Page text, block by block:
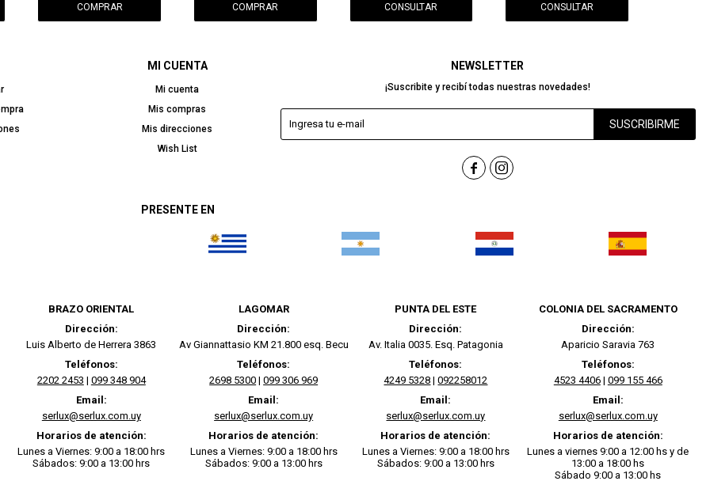
CONSULTAR CONSULTAR
PRESENTE EN
MI CUENTA
Mi cuenta
Mis compras
Mis direcciones
Wish List
NEWSLETTER
¡Suscribite y recibí todas nuestras novedades!
SUSCRIBIRME
 
BRAZO ORIENTAL
Dirección:
Luis Alberto de Herrera 3863
Teléfonos:
2202 2453 | 099 348 904
Email:
serlux@serlux.com.uy
Horarios de atención:
Lunes a Viernes: 9:00 a 18:00 hrs
Sábados: 9:00 a 13:00 hrs
LAGOMAR
Dirección:
Av Giannattasio KM 21.800 esq. Becu
Teléfonos:
2698 5300 |099 306 969
Email:
serlux@serlux.com.uy
Horarios de atención:
Lunes a Viernes: 9:00 a 18:00 hrs
Sábados: 9:00 a 13:00 hrs
PUNTA DEL ESTE
Dirección:
Av. Italia 0035. Esq. Patagonia
Teléfonos:
4249 5328 |092258012
Email:
serlux@serlux.com.uy
Horarios de atención:
Lunes a Viernes: 9:00 a 18:00 hrs
Sábados: 9:00 a 13:00 hrs
COLONIA DEL SACRAMENTO
Dirección:
Aparicio Saravia 763
Teléfonos:
4523 4406| 099 155 466
Email:
serlux@serlux.com.uy
Horarios de atención:
Lunes a viernes 9:00 a 12:00 hs y de
13:00 a 18:00 hs
Sábado 9:00 a 13:00 hs